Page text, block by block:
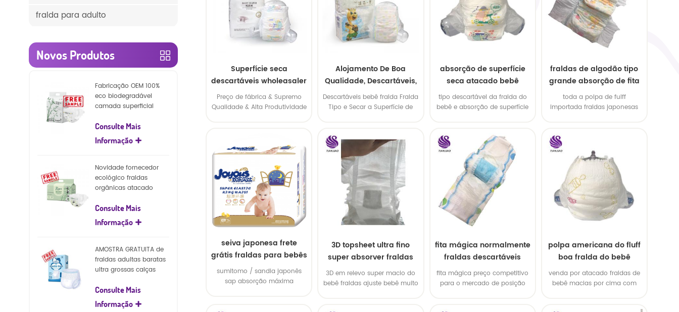
Superfície seca
descartáveis wholeasaler
fina fraldas
Preço de fábrica & Supremo
Qualidade & Alta Produtividade
Alojamento De Boa
Qualidade, Descartáveis,
Fraldas Fralda
Descartáveis bebê fralda Fralda
Tipo e Secar a Superfície de
absorção de superfície
seca atacado bebê
mimos
tipo descartável da fralda do
bebê e absorção de superfície
fraldas de algodão tipo
grande absorção de fita
macia
toda a polpa de fulff
importada fraldas japonesas
seiva japonesa frete
grátis fraldas para bebês
e adultos
sumitomo / sandia japonês
sap absorção máxima
3D topsheet ultra fino
super absorver fraldas
3D em relevo super macio do
bebê fraldas ajuste bebê muito
fita mágica normalmente
fraldas descartáveis
fita mágica preço competitivo
para o mercado de posição
polpa americana do fluff
boa fralda do bebê
venda por atacado fraldas de
bebê macias por cima com
fralda para adulto
Novos Produtos
Fabricação OEM 100%
eco biodegradável
camada superficial
natureza fraldas para
bebês
Consulte Mais
Informação
Novidade fornecedor
ecológico fraldas
orgânicas atacado
biodegradáveis ​​para
bebês
Consulte Mais
Informação
AMOSTRA GRATUITA de
fraldas adultas baratas
ultra grossas calças
para adultos
Consulte Mais
Informação